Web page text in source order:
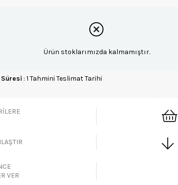
Ürün stoklarımızda kalmamıştır.
: 1 Tahmini Teslimat Tarihi
VER